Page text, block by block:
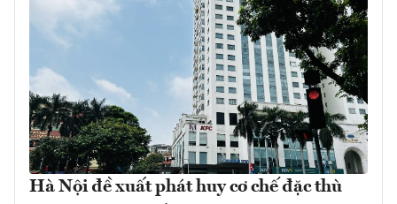
Hà Nội đề xuất phát huy cơ chế đặc thù